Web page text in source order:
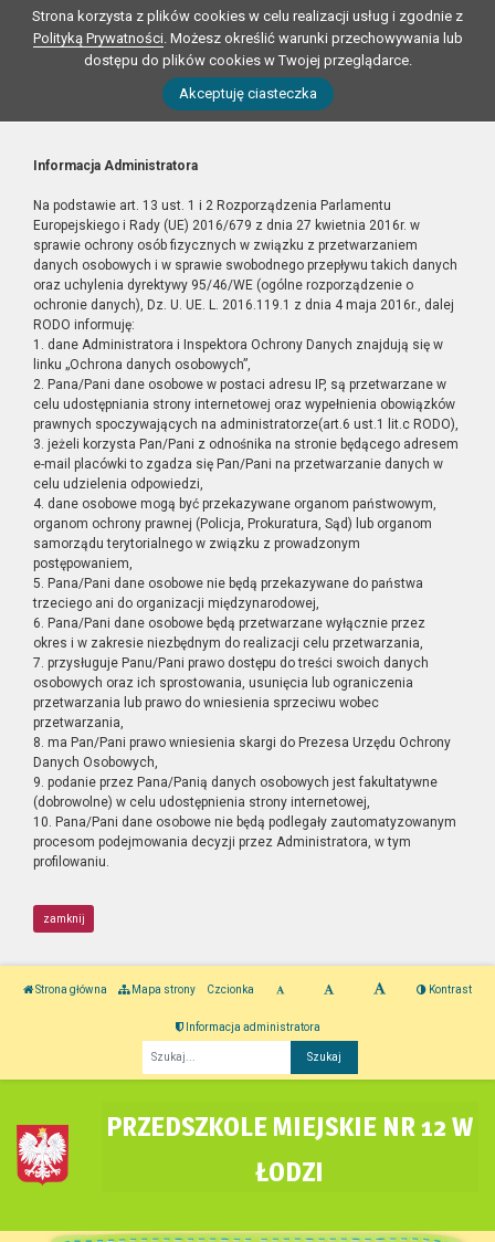
Strona korzysta z plików cookies w celu realizacji usług i zgodnie z
Polityką Prywatności. Możesz określić warunki przechowywania lub
dostępu do plików cookies w Twojej przeglądarce.
Akceptuję ciasteczka
Informacja Administratora
Na podstawie art. 13 ust. 1 i 2 Rozporządzenia Parlamentu
Europejskiego i Rady (UE) 2016/679 z dnia 27 kwietnia 2016r. w
sprawie ochrony osób fizycznych w związku z przetwarzaniem
danych osobowych i w sprawie swobodnego przepływu takich danych
oraz uchylenia dyrektywy 95/46/WE (ogólne rozporządzenie o
ochronie danych), Dz. U. UE. L. 2016.119.1 z dnia 4 maja 2016r., dalej
RODO informuję:
1. dane Administratora i Inspektora Ochrony Danych znajdują się w
linku „Ochrona danych osobowych”,
2. Pana/Pani dane osobowe w postaci adresu IP, są przetwarzane w
celu udostępniania strony internetowej oraz wypełnienia obowiązków
prawnych spoczywających na administratorze(art.6 ust.1 lit.c RODO),
3. jeżeli korzysta Pan/Pani z odnośnika na stronie będącego adresem
e-mail placówki to zgadza się Pan/Pani na przetwarzanie danych w
celu udzielenia odpowiedzi,
4. dane osobowe mogą być przekazywane organom państwowym,
organom ochrony prawnej (Policja, Prokuratura, Sąd) lub organom
samorządu terytorialnego w związku z prowadzonym
postępowaniem,
5. Pana/Pani dane osobowe nie będą przekazywane do państwa
trzeciego ani do organizacji międzynarodowej,
6. Pana/Pani dane osobowe będą przetwarzane wyłącznie przez
okres i w zakresie niezbędnym do realizacji celu przetwarzania,
7. przysługuje Panu/Pani prawo dostępu do treści swoich danych
osobowych oraz ich sprostowania, usunięcia lub ograniczenia
przetwarzania lub prawo do wniesienia sprzeciwu wobec
przetwarzania,
8. ma Pan/Pani prawo wniesienia skargi do Prezesa Urzędu Ochrony
Danych Osobowych,
9. podanie przez Pana/Panią danych osobowych jest fakultatywne
(dobrowolne) w celu udostępnienia strony internetowej,
10. Pana/Pani dane osobowe nie będą podlegały zautomatyzowanym
procesom podejmowania decyzji przez Administratora, w tym
profilowaniu.
zamknij
Strona główna Mapa strony Czcionka Kontrast
Informacja administratora
PRZEDSZKOLE MIEJSKIE NR 12 W
ŁODZI